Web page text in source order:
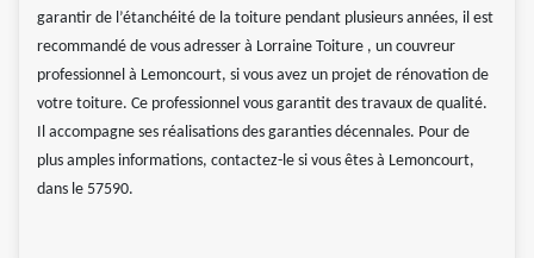
garantir de l’étanchéité de la toiture pendant plusieurs années, il est
recommandé de vous adresser à Lorraine Toiture , un couvreur
professionnel à Lemoncourt, si vous avez un projet de rénovation de
votre toiture. Ce professionnel vous garantit des travaux de qualité.
Il accompagne ses réalisations des garanties décennales. Pour de
plus amples informations, contactez-le si vous êtes à Lemoncourt,
dans le 57590.